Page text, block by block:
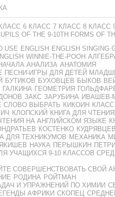
6 КЛАСС 7 КЛАСС 8 КЛАСС
OF THE 9-10TH FORMS OF
USE ENGLISH ENGLISH SINGING
WINNIE-THE-POOH
АНАЛИЗА АНАТОМИЯ
ПЕСНИ-ИГРЫ ДЛЯ ДЕТЕЙ
БУТИКОВ БУХОВЦЕВ БЫКОВ
ГАЛКИНА ГЕОМЕТРИЯ
ЗАКС ЗАРУБИНА ИВАШЕВ-
СЛОВО ВЫБРАТЬ КИКОИН КЛАСС
КЛОПСКИЙ КНИГА ДЛЯ ЧТЕНИЯ
НА АНГЛИЙСКОМ ЯЗЫКЕ
КОСТЕНКО
ДЛЯ ТЕХНИКУМОВ МЕХАНИКА
НАУКА ПЕРЫШКИН
УЧАЩИХСЯ 9-10 КЛАССОВ
СОВЕРШЕНСТВОВАТЬ СВОЙ
РОДИНА РОЙТМАН
И УПРАЖНЕНИЙ ПО ХИМИИ
АФРИКИ СКОПЕЦ